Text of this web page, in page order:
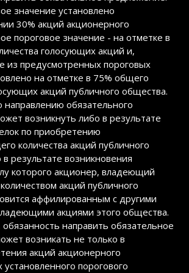
значение установлено
30% акций акционерного
пороговое значение - на отметке в
голосующих акций и,
из предусмотренных пороговых
на отметке в 75% общего
акций публичного общества.
направлению обязательного
возникнуть либо в результате
по приобретению
количества акций публичного
результате возникновения
которого акционер, владеющий
акций публичного
аффилированным с другими
акциями этого общества.
направить обязательное
возникать не только в
акций акционерного
порогового